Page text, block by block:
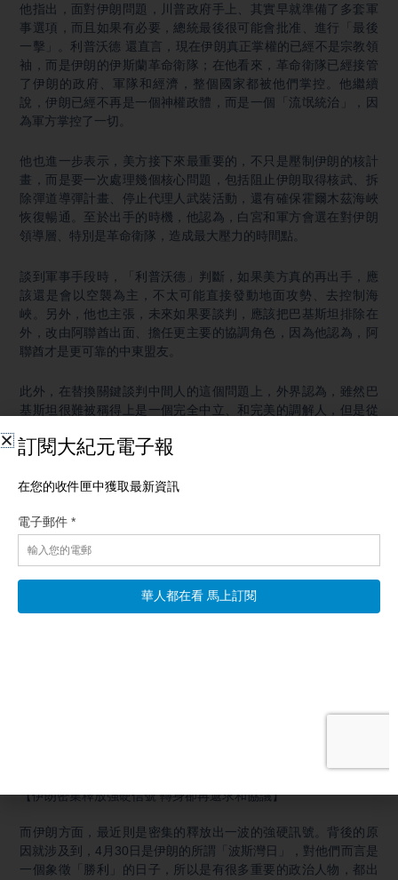
他指出，面對伊朗問題，川普政府手上、其實早就準備了多套軍
事選項，而且如果有必要，總統最後很可能會批准、進行「最後
一擊」。利普沃德 還直言，現在伊朗真正掌權的已經不是宗教領
袖，而是伊朗的伊斯蘭革命衛隊；在他看來，革命衛隊已經接管
了伊朗的政府、軍隊和經濟，整個國家都被他們掌控。他繼續
說，伊朗已經不再是一個神權政體，而是一個「流氓統治」，因
為軍方掌控了一切。
他也進一步表示，美方接下來最重要的，不只是壓制伊朗的核計
畫，而是要一次處理幾個核心問題，包括阻止伊朗取得核武、拆
除彈道導彈計畫、停止代理人武裝活動，還有確保霍爾木茲海峽
恢復暢通。至於出手的時機，他認為，白宮和軍方會選在對伊朗
領導層、特別是革命衛隊，造成最大壓力的時間點。
談到軍事手段時，「利普沃德」判斷，如果美方真的再出手，應
該還是會以空襲為主，不太可能直接發動地面攻勢、去控制海
峽。另外，他也主張，未來如果要談判，應該把巴基斯坦排除在
外，改由阿聯酋出面、擔任更主要的協調角色，因為他認為，阿
聯酋才是更可靠的中東盟友。
此外，在替換關鍵談判中間人的這個問題上，外界認為，雖然巴
基斯坦很難被稱得上是一個完全中立、和完美的調解人，但是從
心的中間人，現在看起來，可能性其實沒有那麼高。
原因很簡單，就是因為阿聯酋雖然有實力，也有槓桿，但可能很
出，和德黑蘭的雙邊關係正在惡化，而且阿聯酋現在對伊朗，是
越來越不客氣了。
阿聯酋總統外交顧問「安瓦爾·加爾賈什」就最新表態說，在伊朗
對周邊國家發動攻擊之後，德黑蘭如果還想在霍爾木茲海峽問題
以，從現有的公開跡象來看，阿聯酋取代巴基斯坦的可能性還是
【伊朗密集釋放強硬信號 轉身卻再遞求和協議】
而伊朗方面，最近則是密集的釋放出一波的強硬訊號。背後的原
因就涉及到，4月30日是伊朗的所謂「波斯灣日」，對他們而言是
一個象徵「勝利」的日子，所以是有很多重要的政治人物，都出